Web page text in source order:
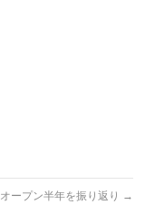
オープン半年を振り返り →